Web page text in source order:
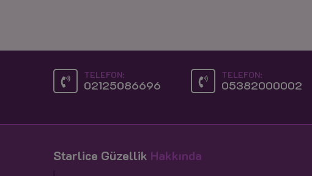
TELEFON:
02125086696
TELEFON:
05382000002
Starlice Güzellik Hakkında